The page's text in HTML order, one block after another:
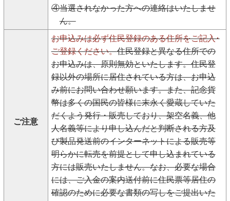
④当選されなかった方への連絡はいたしませ
ん。
ご注意
お申込みは必ず住民登録のある住所をご記入･
ご登録ください。住民登録と異なる住所での
お申込みは、原則無効といたします。住民登
録以外の場所に居住されている方は、お申込
み前にお問い合わせ願います。また、記念貨
幣は多くの国民の皆様に末永く愛蔵していた
だくよう発行・販売しており、架空名義、他
人名義等により申し込んだと判断される方及
び製品発送前のインターネットによる販売等
明らかに転売を前提として申し込まれている
方には販売いたしません。なお、必要な場合
には、ご入金の案内送付前に住民票等居住の
確認のために必要な書類の写しをご提出いた